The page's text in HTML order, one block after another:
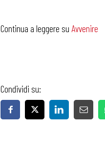
Continua a leggere su Avvenire
Condividi su: